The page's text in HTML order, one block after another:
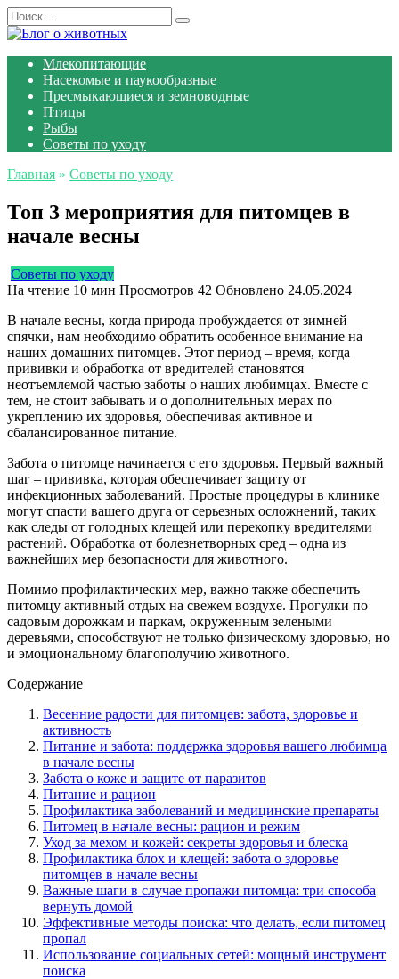
Перейти
к
Search
for:
Млекопитающие
Насекомые и паукообразные
Пресмыкающиеся и земноводные
Птицы
Рыбы
Советы по уходу
Главная » Советы по уходу
Топ 3 мероприятия для питомцев в
начале весны
Советы по уходу
На чтение 10 мин Просмотров 42 Обновлено 24.05.2024
В начале весны, когда природа пробуждается от зимней
спячки, нам необходимо обратить особенное внимание на
наших домашних питомцев. Этот период – время, когда
прививки и обработка от вредителей становятся
неотъемлемой частью заботы о наших любимцах. Вместе с
тем, не стоит забывать и о дополнительных мерах по
укреплению их здоровья, обеспечивая активное и
сбалансированное питание.
Забота о питомце начинается с его здоровья. Первый важный
шаг – прививка, которая обеспечивает защиту от
инфекционных заболеваний. Простые процедуры в клинике
могут спасти вашего друга от серьезных осложнений, таких
как следы от голодных клещей или перекопку вредителями
растений. Обработка от болезнетворных сред – одна из
важнейших мер безопасности для животного.
Помимо профилактических мер, важно также обеспечить
питомцу активный отдых на свежем воздухе. Прогулки по
садовым дорожкам и паркам, окруженным зелеными
деревьями, способствуют не только физическому здоровью, но
и эмоциональному благополучию животного.
Содержание
Весенние радости для питомцев: забота, здоровье и
активность
Питание и забота: поддержка здоровья вашего любимца
в начале весны
Забота о коже и защите от паразитов
Питание и рацион
Профилактика заболеваний и медицинские препараты
Питомец в начале весны: рацион и режим
Уход за мехом и кожей: секреты здоровья и блеска
Профилактика блох и клещей: забота о здоровье
питомцев в начале весны
Важные шаги в случае пропажи питомца: три способа
вернуть домой
Эффективные методы поиска: что делать, если питомец
пропал
Использование социальных сетей: мощный инструмент
поиска